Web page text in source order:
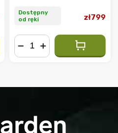
Dostępny
od ręki
zł799